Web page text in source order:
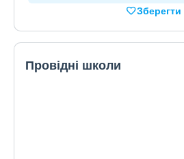
Зберегти
Провідні школи